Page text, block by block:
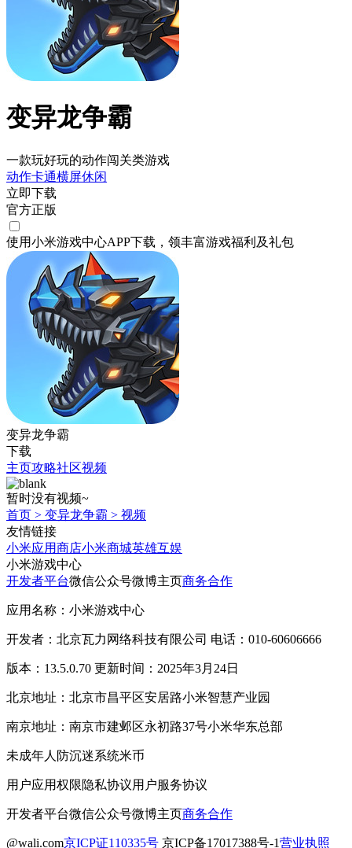
变异龙争霸
一款玩好玩的动作闯关类游戏
动作卡通横屏休闲
立即下载
官方正版
使用小米游戏中心APP下载 ，领丰富游戏福利 及礼包
变异龙争霸
下载
主页攻略社区视频
暂时没有视频~
首页 > 变异龙争霸 > 视频
友情链接
小米应用商店小米商城英雄互娱
小米游戏中心
开发者平台微信公众号微博主页商务合作
应用名称：小米游戏中心
开发者：北京瓦力网络科技有限公司 电话：010-60606666
版本：13.5.0.70 更新时间：2025年3月24日
北京地址：北京市昌平区安居路小米智慧产业园
南京地址：南京市建邺区永初路37号小米华东总部
未成年人防沉迷系统米币
用户应用权限隐私协议用户服务协议
开发者平台微信公众号微博主页商务合作
@wali.com京ICP证110335号 京ICP备17017388号-1营业执照